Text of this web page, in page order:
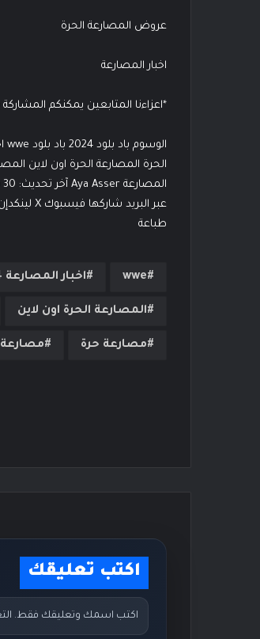
عروض المصارعة الحرة
اخبار المصارعة
*اعزاءنا المتابعين يمكنكم
طباعة
wwe اخبار المصارعة 2024
المصارعة الحرة اون لاين
مصارعة حرة مصارعة
اكتب تعليقك
اكتب اسمك وتعليقك فقط.